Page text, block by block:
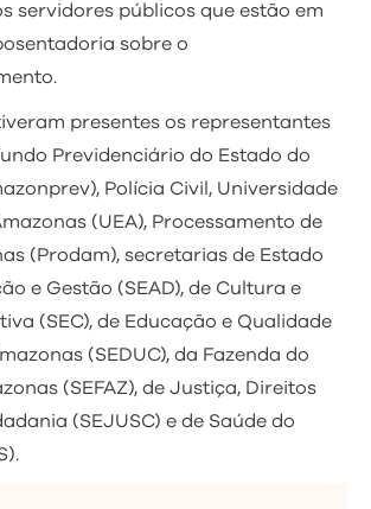
servidores públicos que estão em
sobre o
presentes os representantes
Previdenciário do Estado do
Polícia Civil, Universidade
(UEA), Processamento de
(Prodam), secretarias de Estado
e Gestão (SEAD), de Cultura e
(SEC), de Educação e Qualidade
(SEDUC), da Fazenda do
(SEFAZ), de Justiça, Direitos
(SEJUSC) e de Saúde do